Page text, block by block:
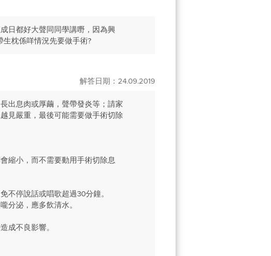
日都好大聲同同學講嘢，因為興
枕係咩情況先要做手術?
解答日期：24.09.2019
出息肉或厚繭，聲帶發炎等；請家
見嚴重，最後可能需要做手術切除
縮小，而不需要動用手術切除息
不停說話或唱歌超過30分鐘。
分泌，應多飲清水。
成不良影響。